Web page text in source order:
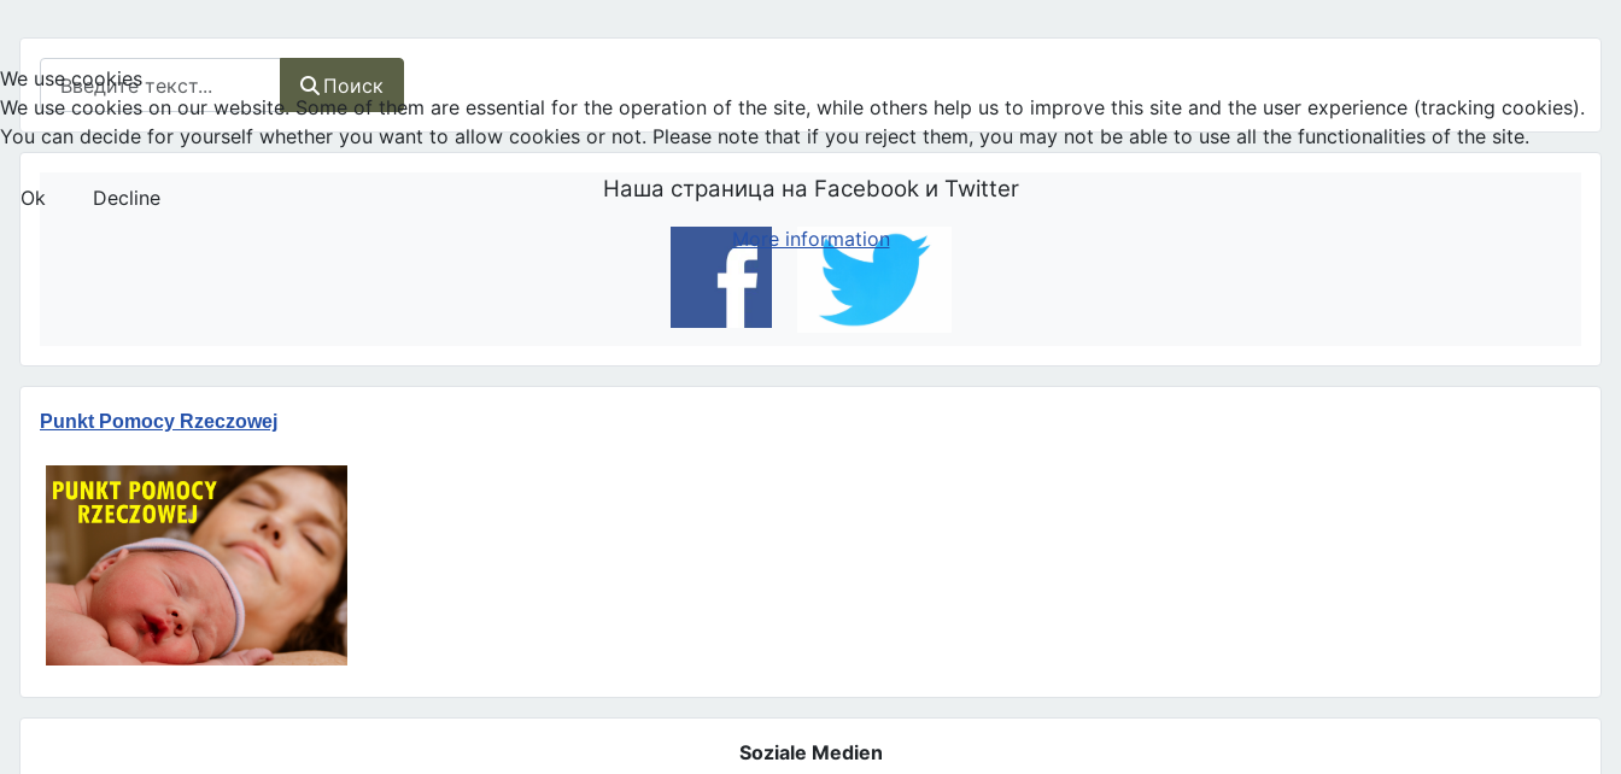
Поиск
Поиск
Наша страница на Facebook и Twitter
Punkt Pomocy Rzeczowej
Soziale Medien
We use cookies
We use cookies on our website. Some of them are essential for the operation of the site, while others help us to improve this site and the user experience (tracking cookies).
You can decide for yourself whether you want to allow cookies or not. Please note that if you reject them, you may not be able to use all the functionalities of the site.
Ok
Decline
More information